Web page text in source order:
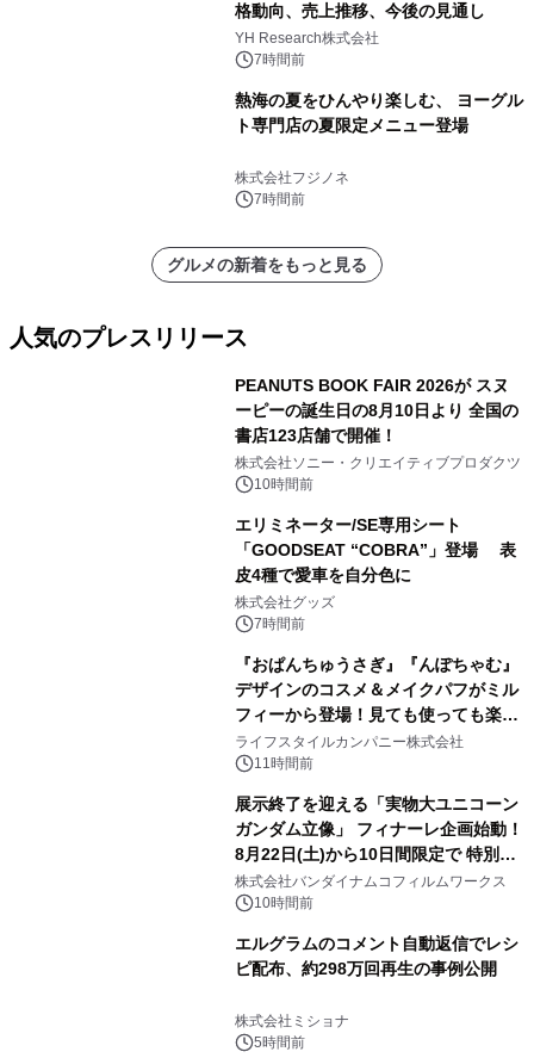
格動向、売上推移、今後の見通し
YH Research株式会社
7時間前
熱海の夏をひんやり楽しむ、 ヨーグル
ト専門店の夏限定メニュー登場
株式会社フジノネ
7時間前
グルメの新着をもっと見る
人気のプレスリリース
PEANUTS BOOK FAIR 2026が スヌ
ーピーの誕生日の8月10日より 全国の
書店123店舗で開催！
株式会社ソニー・クリエイティブプロダクツ
10時間前
エリミネーター/SE専用シート
「GOODSEAT “COBRA”」登場 表
皮4種で愛車を自分色に
株式会社グッズ
7時間前
『おぱんちゅうさぎ』『んぽちゃむ』
デザインのコスメ＆メイクパフがミル
フィーから登場！見ても使っても楽し
い、ポップでキュートなコレクショ
ン。
ライフスタイルカンパニー株式会社
11時間前
展示終了を迎える「実物大ユニコーン
ガンダム立像」 フィナーレ企画始動！
8月22日(土)から10日間限定で 特別映
像『UNICORN GUNDAM Statue ―
BEYOND POSSIBILITY ―』を上映！
株式会社バンダイナムコフィルムワークス
10時間前
エルグラムのコメント自動返信でレシ
ピ配布、約298万回再生の事例公開
株式会社ミショナ
5時間前